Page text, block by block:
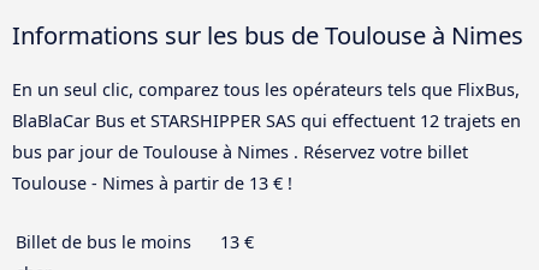
Informations sur les bus de Toulouse à Nimes
En un seul clic, comparez tous les opérateurs tels que FlixBus,
BlaBlaCar Bus et STARSHIPPER SAS qui effectuent 12 trajets en
bus par jour de Toulouse à Nimes . Réservez votre billet
Toulouse - Nimes à partir de 13 € !
Billet de bus le moins
13 €